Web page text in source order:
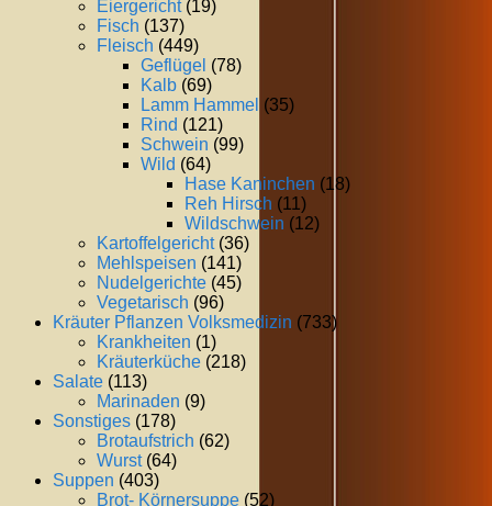
Eiergericht(19)
Fisch (137)
Fleisch (449)
Geflügel (78)
Kalb (69)
Lamm Hammel (35)
Rind (121)
Schwein (99)
Wild (64)
Hase Kaninchen (18)
Reh Hirsch (11)
Wildschwein (12)
Kartoffelgericht(36)
Mehlspeisen (141)
Nudelgerichte (45)
Vegetarisch (96)
Kräuter Pflanzen Volksmedizin (733)
Krankheiten (1)
Kräuterküche (218)
Salate (113)
Marinaden (9)
Sonstiges (178)
Brotaufstrich (62)
Wurst(64)
Suppen (403)
Brot- Körnersuppe (52)